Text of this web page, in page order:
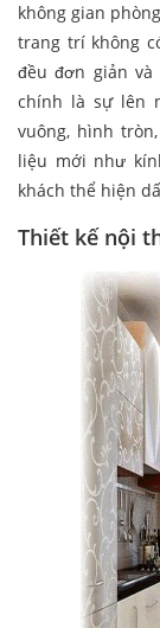
không gian
trang trí không
đều đơn giản
chính là sự lên
vuông, hình
liệu mới như
khách thể hiện
Thiết kế nội